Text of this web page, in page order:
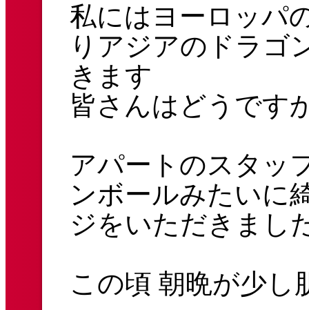
私にはヨーロッパ
りアジアのドラゴ
きます
皆さんはどうです
アパートのスタッ
ンボールみたいに
ジをいただきまし
この頃 朝晩が少し